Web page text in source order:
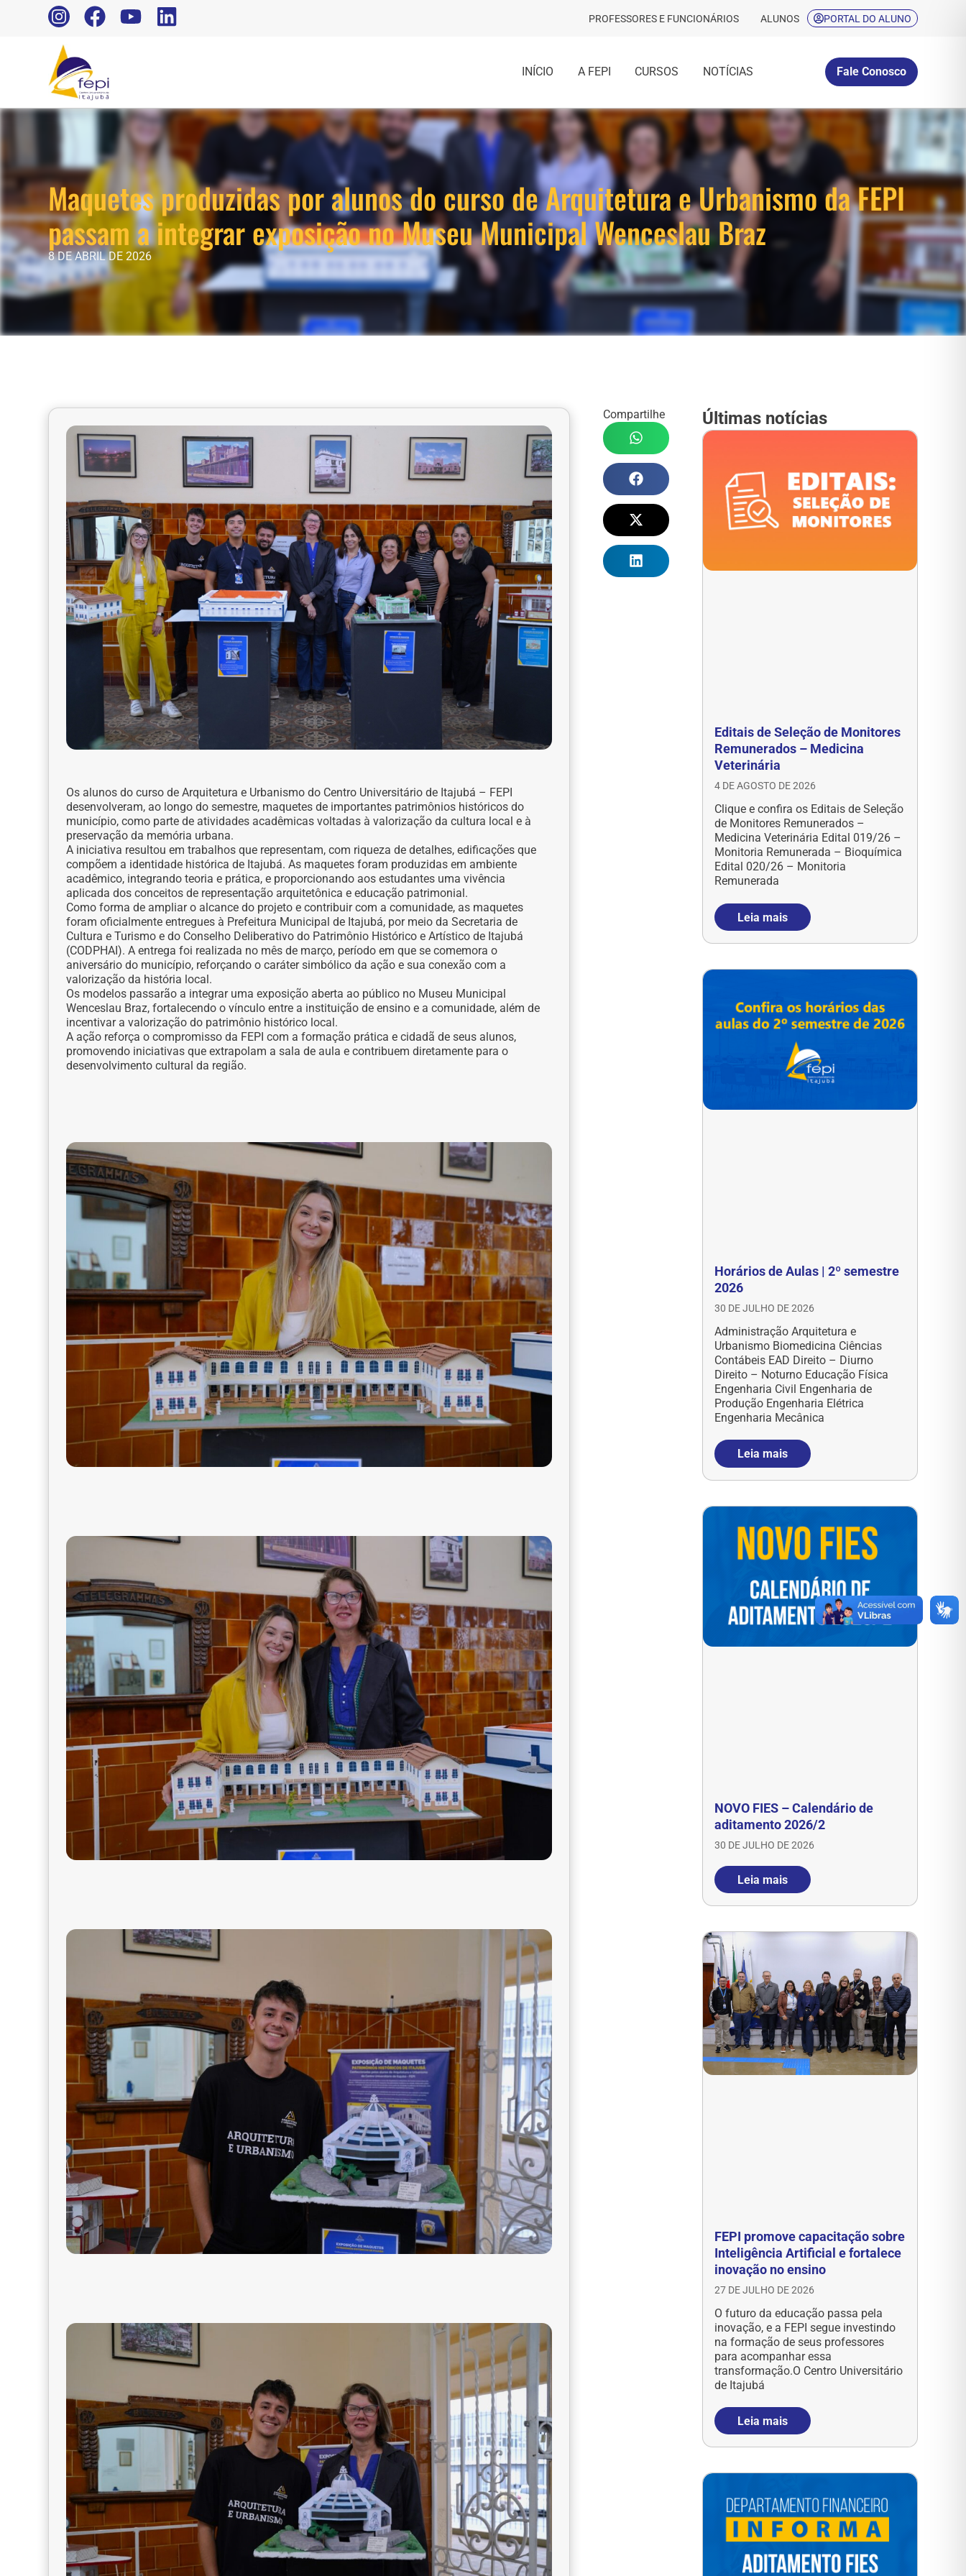
PROFESSORES E FUNCIONÁRIOS ALUNOS PORTAL DO ALUNO
INÍCIO A FEPI CURSOS NOTÍCIAS Fale Conosco
Maquetes produzidas por alunos do curso de Arquitetura e Urbanismo da FEPI
passam a integrar exposição no Museu Municipal Wenceslau Braz
8 DE ABRIL DE 2026
Os alunos do curso de Arquitetura e Urbanismo do Centro Universitário de Itajubá – FEPI
desenvolveram, ao longo do semestre, maquetes de importantes patrimônios históricos do
município, como parte de atividades acadêmicas voltadas à valorização da cultura local e à
preservação da memória urbana.
A iniciativa resultou em trabalhos que representam, com riqueza de detalhes, edificações que
compõem a identidade histórica de Itajubá. As maquetes foram produzidas em ambiente
acadêmico, integrando teoria e prática, e proporcionando aos estudantes uma vivência
aplicada dos conceitos de representação arquitetônica e educação patrimonial.
Como forma de ampliar o alcance do projeto e contribuir com a comunidade, as maquetes
foram oficialmente entregues à Prefeitura Municipal de Itajubá, por meio da Secretaria de
Cultura e Turismo e do Conselho Deliberativo do Patrimônio Histórico e Artístico de Itajubá
(CODPHAI). A entrega foi realizada no mês de março, período em que se comemora o
aniversário do município, reforçando o caráter simbólico da ação e sua conexão com a
valorização da história local.
Os modelos passarão a integrar uma exposição aberta ao público no Museu Municipal
Wenceslau Braz, fortalecendo o vínculo entre a instituição de ensino e a comunidade, além de
incentivar a valorização do patrimônio histórico local.
A ação reforça o compromisso da FEPI com a formação prática e cidadã de seus alunos,
promovendo iniciativas que extrapolam a sala de aula e contribuem diretamente para o
desenvolvimento cultural da região.
Compartilhe Últimas notícias
Editais de Seleção de Monitores
Remunerados – Medicina
Veterinária
4 DE AGOSTO DE 2026
Clique e confira os Editais de Seleção
de Monitores Remunerados –
Medicina Veterinária Edital 019/26 –
Monitoria Remunerada – Bioquímica
Edital 020/26 – Monitoria
Remunerada
Leia mais
Horários de Aulas | 2º semestre
2026
30 DE JULHO DE 2026
Administração Arquitetura e
Urbanismo Biomedicina Ciências
Contábeis EAD Direito – Diurno
Direito – Noturno Educação Física
Engenharia Civil Engenharia de
Produção Engenharia Elétrica
Engenharia Mecânica
Leia mais
NOVO FIES – Calendário de
aditamento 2026/2
30 DE JULHO DE 2026
Leia mais
FEPI promove capacitação sobre
Inteligência Artificial e fortalece
inovação no ensino
27 DE JULHO DE 2026
O futuro da educação passa pela
inovação, e a FEPI segue investindo
na formação de seus professores
para acompanhar essa
transformação.O Centro Universitário
de Itajubá
Leia mais